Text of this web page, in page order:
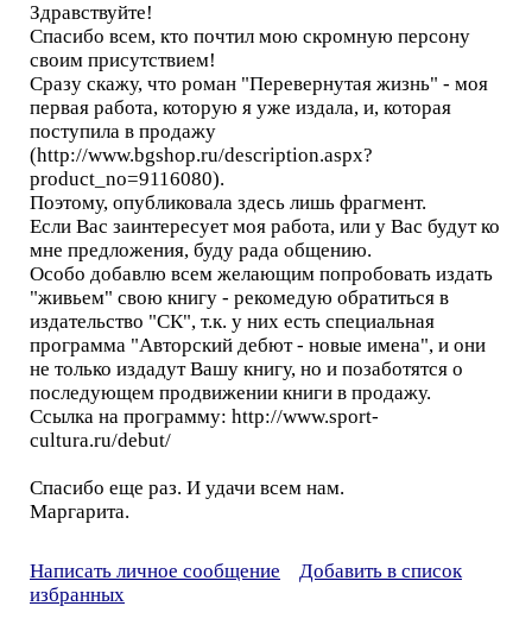
Здравствуйте!
Спасибо всем, кто почтил мою скромную персону
своим присутствием!
Сразу скажу, что роман "Перевернутая жизнь" - моя
первая работа, которую я уже издала, и, которая
поступила в продажу
(http://www.bgshop.ru/description.aspx?
product_no=9116080).
Поэтому, опубликовала здесь лишь фрагмент.
Если Вас заинтересует моя работа, или у Вас будут ко
мне предложения, буду рада общению.
Особо добавлю всем желающим попробовать издать
"живьем" свою книгу - рекомедую обратиться в
издательство "СК", т.к. у них есть специальная
программа "Авторский дебют - новые имена", и они
не только издадут Вашу книгу, но и позаботятся о
последующем продвижении книги в продажу.
Ссылка на программу: http://www.sport-
cultura.ru/debut/
Спасибо еще раз. И удачи всем нам.
Маргарита.
Написать личное сообщение
Добавить в список
избранных